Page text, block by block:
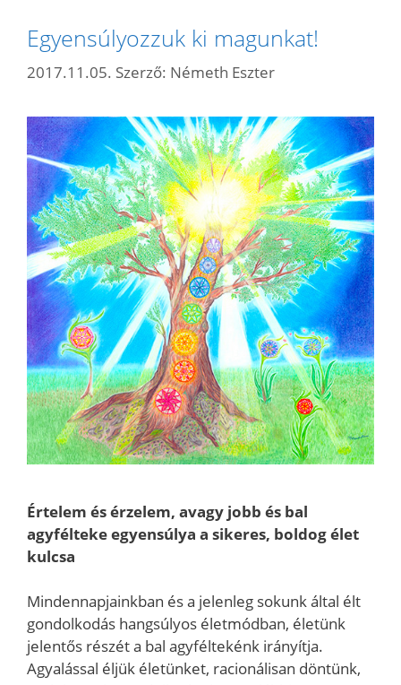
Egyensúlyozzuk ki magunkat!
2017.11.05. Szerző: Németh Eszter
Értelem és érzelem, avagy jobb és bal
agyfélteke egyensúlya a sikeres, boldog élet
kulcsa
Mindennapjainkban és a jelenleg sokunk által élt
gondolkodás hangsúlyos életmódban, életünk
jelentős részét a bal agyféltekénk irányítja.
Agyalással éljük életünket, racionálisan döntünk,